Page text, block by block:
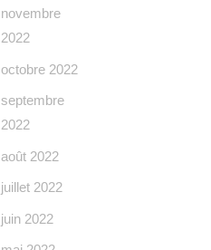
novembre
2022
octobre 2022
septembre
2022
août 2022
juillet 2022
juin 2022